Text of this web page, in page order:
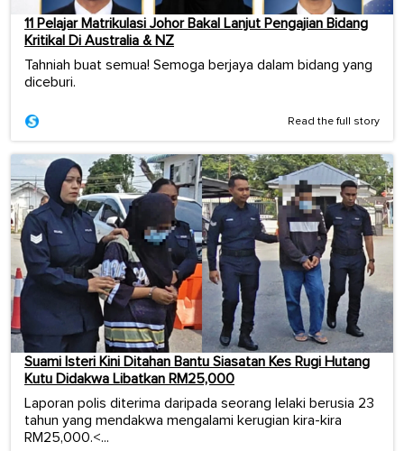
11 Pelajar Matrikulasi Johor Bakal Lanjut Pengajian Bidang
Kritikal Di Australia & NZ
Tahniah buat semua! Semoga berjaya dalam bidang yang
diceburi.
Read the full story
Suami Isteri Kini Ditahan Bantu Siasatan Kes Rugi Hutang
Kutu Didakwa Libatkan RM25,000
Laporan polis diterima daripada seorang lelaki berusia 23
tahun yang mendakwa mengalami kerugian kira-kira
RM25,000.<...